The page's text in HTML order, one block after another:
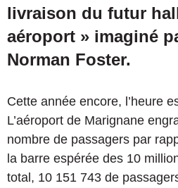
livraison du futur
aéroport » imaginé
Norman Foster.
Cette année encore, l’heure
L’aéroport de Marignane
nombre de passagers par
la barre espérée des 10
total, 10 151 743 de